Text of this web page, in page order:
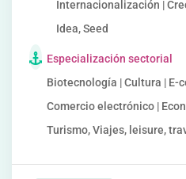
Internacionalización |
Idea, Seed
Especialización sectorial
Biotecnología | Cultura | E-
Comercio electrónico |
Turismo, Viajes, leisure,